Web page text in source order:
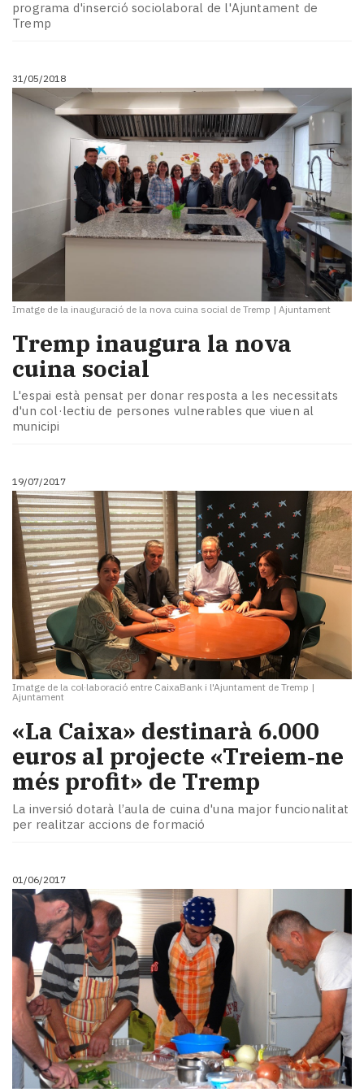
Subscriptors
La
Pallars
Contingut
patrocinat
Editorial
programa d'inserció sociolaboral de l'Ajuntament de
Tremp
31/05/2018
Imatge de la inauguració de la nova cuina social de Tremp | Ajuntament
Tremp inaugura la nova
cuina social
L'espai està pensat per donar resposta a les necessitats
d'un col·lectiu de persones vulnerables que viuen al
municipi
19/07/2017
Imatge de la col·laboració entre CaixaBank i l'Ajuntament de Tremp |
Ajuntament
«La Caixa» destinarà 6.000
euros al projecte «Treiem‑ne
més profit» de Tremp
La inversió dotarà l’aula de cuina d'una major funcionalitat
per realitzar accions de formació
01/06/2017